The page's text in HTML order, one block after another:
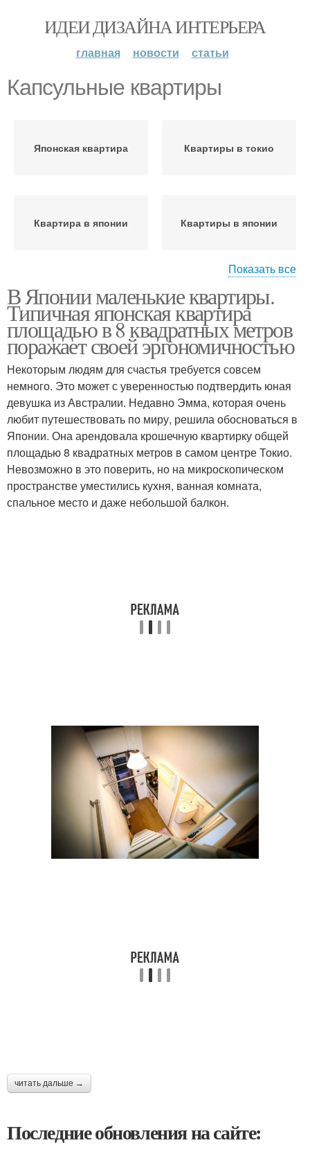
ИДЕИ ДИЗАЙНА ИНТЕРЬЕРА
главная новости статьи
Капсульные квартиры
Японская квартира Квартиры в токио
Квартира в японии Квартиры в японии
Токийские квартиры
Показать все
В Японии маленькие квартиры.
Типичная японская квартира
площадью в 8 квадратных метров
поражает своей эргономичностью
Некоторым людям для счастья требуется совсем
немного. Это может с уверенностью подтвердить юная
девушка из Австралии. Недавно Эмма, которая очень
любит путешествовать по миру, решила обосноваться в
Японии. Она арендовала крошечную квартирку общей
площадью 8 квадратных метров в самом центре Токио.
Невозможно в это поверить, но на микроскопическом
пространстве уместились кухня, ванная комната,
спальное место и даже небольшой балкон.
читать дальше →
Последние обновления на сайте: